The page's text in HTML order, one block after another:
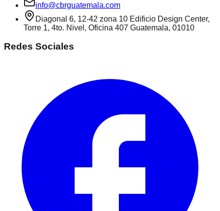
info@cbrguatemala.com
Diagonal 6, 12-42 zona 10 Edificio Design Center,
Torre 1, 4to. Nivel, Oficina 407 Guatemala, 01010
Redes Sociales